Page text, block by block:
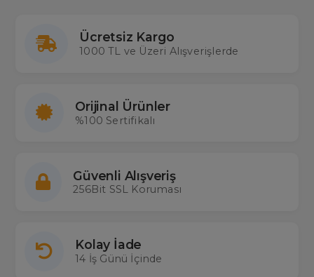
Ücretsiz Kargo
1000 TL ve Üzeri Alışverişlerde
Orijinal Ürünler
%100 Sertifikalı
Güvenli Alışveriş
256Bit SSL Koruması
Kolay İade
14 İş Günü İçinde